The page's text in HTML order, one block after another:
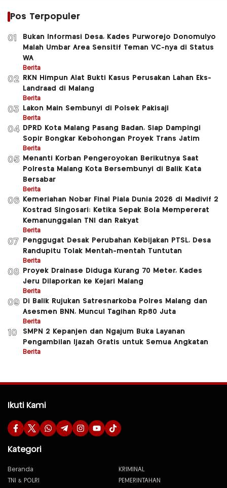
Pos Terpopuler
01
Bukan Informasi Desa, Kades Purworejo Donomulyo
Malah Umbar Area Sensitif Teman VC-nya di Status
WA
Berita
02
RKN Himpun Alat Bukti Kasus Perusakan Lahan Eks-
Landraad di Malang
Berita
03 Lakon Main Sembunyi di Polsek Pakisaji
Berita
04
DPRD Kota Malang Pasang Badan, Siap Dampingi
Sopir Bongkar Kebohongan Proyek Trans Jatim
Berita
05
Menanti Korban Pengeroyokan Berikutnya Saat
Polresta Malang Kota Bersembunyi di Balik Kata
Bersabar
Berita
06
Kemeriahan Nobar Final Piala Dunia 2026 di Madivif 2
Kostrad Singosari: Ketika Sepak Bola Mempererat
Kemanunggalan TNI dan Rakyat
Berita
07
Penggugat Desak Perubahan Kebijakan PTSL, Desa
Randupitu Tolak Mentah-mentah Tuntutan
Berita
08
Proyek Drainase Diduga Kurang 70 Meter, Kades
Jeru Dilaporkan ke Kejari Malang
Berita
09
Di Balik Rujukan Satresnarkoba Polres Malang dan
Asesmen BNN, Muncul Tagihan Rp80 Juta
Berita
10
SMPN 2 Kepanjen dan Ngajum Buka Layanan
Pengambilan Ijazah Gratis untuk Semua Angkatan
Berita
Ikuti Kami
Kategori
Beranda
KRIMINAL
TNI & POLRI
PEMERINTAHAN